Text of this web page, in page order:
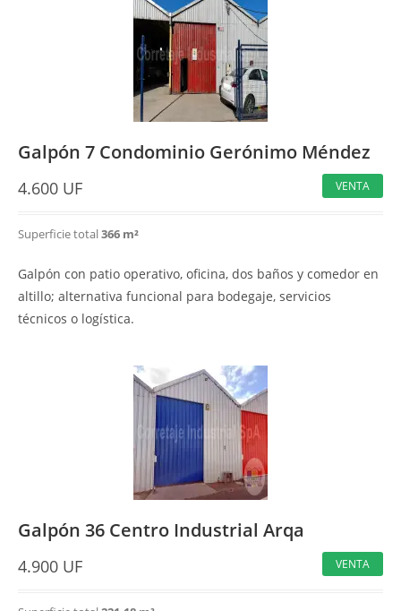
Galpón 7 Condominio Gerónimo Méndez
4.600 UF VENTA
Superficie total366 m²
Galpón con patio operativo, oficina, dos baños y comedor en
altillo; alternativa funcional para bodegaje, servicios
técnicos o logística.
Galpón 36 Centro Industrial Arqa
4.900 UF VENTA